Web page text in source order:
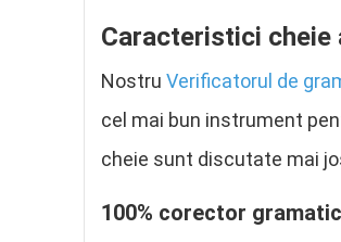
Caracteristici cheie
Nostru Verificatorul de
cel mai bun instrument
cheie sunt discutate mai
100% corector